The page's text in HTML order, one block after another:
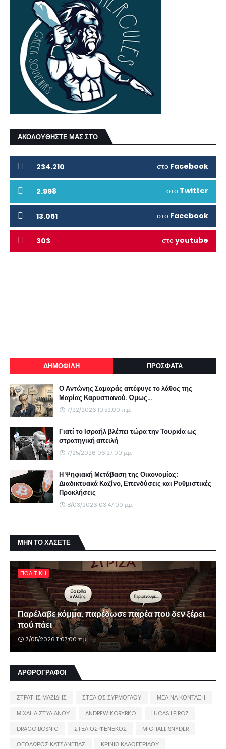
ΑΚΟΛΟΥΘΗΣΤΕ ΜΑΣ ΣΤΟ
234.210 στο Facebook
2.998 στο Twitter
13.061 στο Facebook
303 στοyoutube
ΔΗΜΟΦΙΛΗ ΠΡΟΣΦΑΤΑ
Ο Αντώνης Σαμαράς απέφυγε το λάθος της
Μαρίας Καρυστιανού. Όμως...
7/22/2026 10:52:00 π.μ.
Γιατί το Ισραήλ βλέπει τώρα την Τουρκία ως
στρατηγική απειλή
7/25/2026 06:27:00 μ.μ.
Η Ψηφιακή Μετάβαση της Οικονομίας:
Διαδικτυακά Καζίνο, Επενδύσεις και Ρυθμιστικές
Προκλήσεις
8/03/2026 03:47:00 μ.μ.
ΜΗΝ ΤΟ ΧΑΣΕΤΕ
ΠΟΛΙΤΙΚΗ
Παρέλαβε κόμμα, παρέδωσε παρέα που δεν ξέρει
πού πάει
7/05/2026 11:07:00 π.μ.
ΑΡΘΡΟΓΡΑΦΟΙ
ΣΤΡΑΤΗΣ ΜΑΖΙΔΗΣ ΣΤΕΛΙΟΣ ΣΥΡΜΟΓΛΟΥ
ΜΕΛΙΝΑ ΚΟΝΤΑΞΗ
ΜΙΧΑΗΛ ΣΤΥΛΙΑΝΟΥ
ANDREW KORYBKO
LUCAS LEIROZ
DRAGO BOSNIC
ΣΤΕΛΙΟΣ ΦΕΝΕΚΟΣ
MICHAEL SNYDER
ΘΕΟΔΩΡΟΣ ΚΑΤΣΑΝΕΒΑΣ
ΚΡΙΝΙΩ ΚΑΛΟΓΕΡΙΔΟΥ